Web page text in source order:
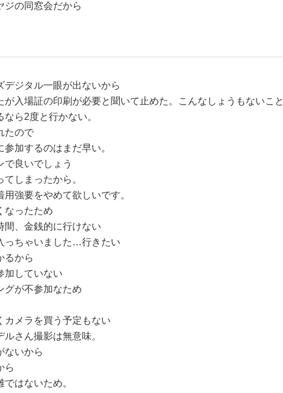
ジの同窓会だから
デジタル一眼が出ないから
が入場証の印刷が必要と聞いて止めた。こんなしょうもないこと
ら2度と行かない。
たので
参加するのはまだ早い。
で良いでしょう
しまったから。
強要をやめて欲しいです。
なったため
間、金銭的に行けない
っちゃいました…行きたい
るから
加していない
グが不参加なため
カメラを買う予定もない
さん撮影は無意味。
ないから
ら
はないため。